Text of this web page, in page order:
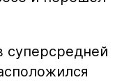
суперсредней